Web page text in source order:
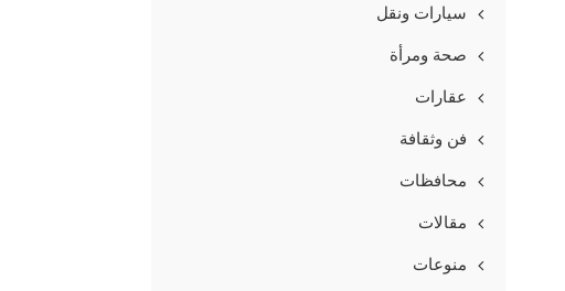
سيارات ونقل
صحة ومرأة
عقارات
فن وثقافة
محافظات
مقالات
منوعات